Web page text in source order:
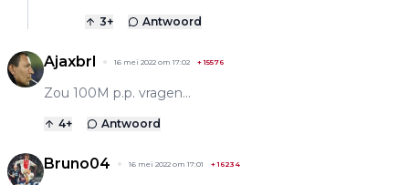
3+ Antwoord
Ajaxbrl 16 mei 2022 om 17:02 +15576
Zou 100M p.p. vragen...
4+ Antwoord
Bruno04 16 mei 2022 om 17:01 +16234